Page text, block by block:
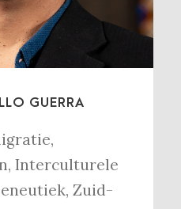
GUERRA
,
, Interculturele
, Zuid-